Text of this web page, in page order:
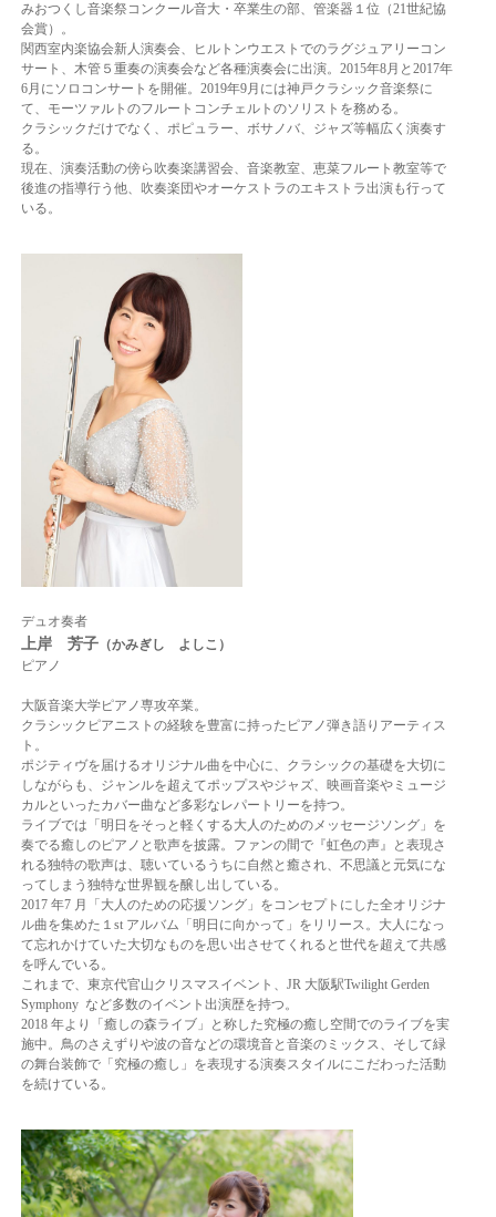
みおつくし音楽祭コンクール音大・卒業生の部、管楽器１位（21世紀協
会賞）。
関西室内楽協会新人演奏会、ヒルトンウエストでのラグジュアリーコン
サート、木管５重奏の演奏会など各種演奏会に出演。2015年8月と2017年
6月にソロコンサートを開催。2019年9月には神戸クラシック音楽祭に
て、モーツァルトのフルートコンチェルトのソリストを務める。
クラシックだけでなく、ポピュラー、ボサノバ、ジャズ等幅広く演奏す
る。
現在、演奏活動の傍ら吹奏楽講習会、音楽教室、恵菜フルート教室等で
後進の指導行う他、吹奏楽団やオーケストラのエキストラ出演も行って
いる。
デュオ奏者
上岸 芳子（かみぎし よしこ）
ピアノ
大阪音楽大学ピアノ専攻卒業。
クラシックピアニストの経験を豊富に持ったピアノ弾き語りアーティス
ト。
ポジティヴを届けるオリジナル曲を中心に、 クラシックの基礎を大切に
しながらも、ジャンルを超えてポップスやジャズ、映画音楽やミュージ
カルといったカバー曲など多彩なレパートリーを持つ。
ライブでは「明日をそっと軽くする大人のためのメッセージソング」を
奏でる癒しのピアノと歌声を披露。 ファンの間で『虹色の声』と表現さ
れる独特の歌声は、聴いているうちに自然と癒され、不思議と元気にな
ってしまう独特な世界観を醸し出している。
2017 年7 月「大人のための応援ソング」をコンセプトにした全オリジナ
ル曲を集めた １st アルバム「明日に向かって」をリリース。 大人になっ
て忘れかけていた大切なものを思い出させてくれると世代を超えて共感
を呼んでいる。
これまで、東京代官山クリスマスイベント、JR 大阪駅Twilight Gerden
Symphony など多数のイベント出演歴を持つ。
2018 年より「癒しの森ライブ」と称した究極の癒し空間でのライブを実
施中。鳥のさえずりや波の音などの環境音と音楽のミックス、そして緑
の舞台装飾で「究極の癒し」を表現する演奏スタイルにこだわった活動
を続けている。